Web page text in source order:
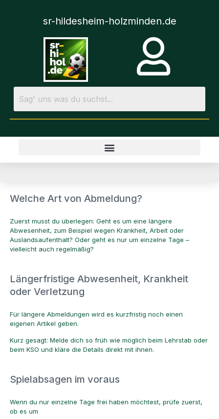
sr-hildesheim-holzminden.de
Welche Art von Abmeldung?
Zuerst musst du überlegen: Geht es um eine längere
Abwesenheit, zum Beispiel wegen Krankheit, Arbeit oder
Auslandsaufenthalt? Oder geht es nur um einzelne Tage –
vielleicht auch regelmäßig?
Längerfristige Abwesenheit, Krankheit
oder Verletzung
Für längere Abmeldungen wird es kurzfristig noch einen
eigenen Artikel geben.
Kurz gesagt: Melde dich so früh wie möglich beim Lehrstab oder
beim KSO und kläre die Details direkt mit ihnen.
Spielabsagen im voraus
Wenn du nur einzelne Tage frei haben möchtest, prüfe zuerst,
ob es um